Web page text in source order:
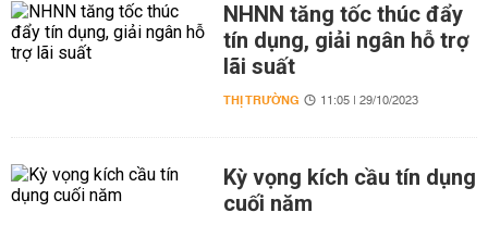
NHNN tăng tốc thúc đẩy
tín dụng, giải ngân hỗ trợ
lãi suất
THỊ TRƯỜNG 11:05 | 29/10/2023
Kỳ vọng kích cầu tín dụng
cuối năm